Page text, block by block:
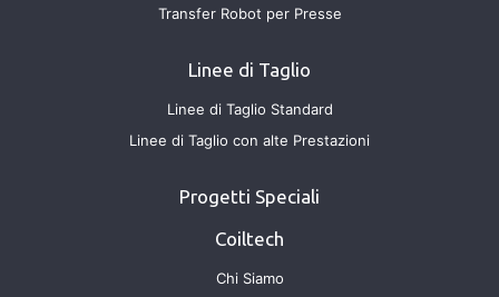
Transfer Robot per Presse
Linee di Taglio
Linee di Taglio Standard
Linee di Taglio con alte Prestazioni
Progetti Speciali
Coiltech
Chi Siamo